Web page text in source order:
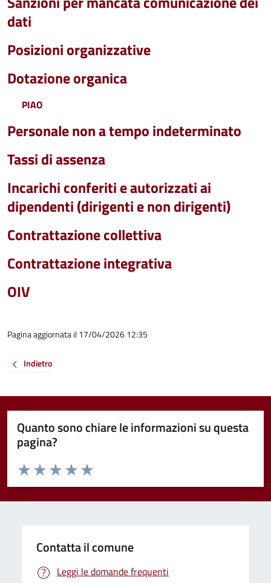
dati
Posizioni organizzative
Dotazione organica
PIAO
Personale non a tempo indeterminato
Tassi di assenza
Incarichi conferiti e autorizzati ai
dipendenti (dirigenti e non dirigenti)
Contrattazione collettiva
Contrattazione integrativa
OIV
Pagina aggiornata il 17/04/2026 12:35
Indietro
Quanto sono chiare le informazioni su questa
pagina?
Valuta da 1 a 5 stelle la pagina
Valuta 5 stelle su 5
Valuta 4 stelle su 5
Valuta 3 stelle su 5
Valuta 2 stelle su 5
Valuta 1 stelle su 5
Contatta il comune
Leggi le domande frequenti